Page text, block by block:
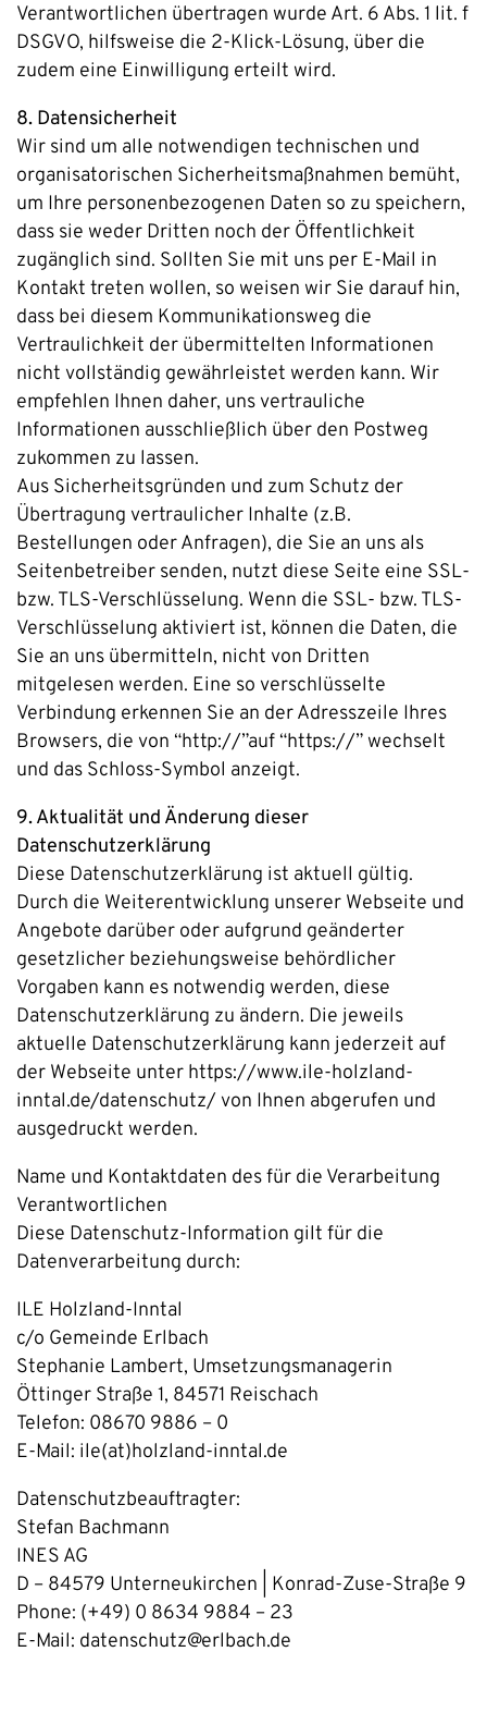
Verantwortlichen übertragen wurde Art. 6 Abs. 1 lit. f
DSGVO, hilfsweise die 2-Klick-Lösung, über die
zudem eine Einwilligung erteilt wird.
8. Datensicherheit
Wir sind um alle notwendigen technischen und
organisatorischen Sicherheitsmaßnahmen bemüht,
um Ihre personenbezogenen Daten so zu speichern,
dass sie weder Dritten noch der Öffentlichkeit
zugänglich sind. Sollten Sie mit uns per E-Mail in
Kontakt treten wollen, so weisen wir Sie darauf hin,
dass bei diesem Kommunikationsweg die
Vertraulichkeit der übermittelten Informationen
nicht vollständig gewährleistet werden kann. Wir
empfehlen Ihnen daher, uns vertrauliche
Informationen ausschließlich über den Postweg
zukommen zu lassen.
Aus Sicherheitsgründen und zum Schutz der
Übertragung vertraulicher Inhalte (z.B.
Bestellungen oder Anfragen), die Sie an uns als
Seitenbetreiber senden, nutzt diese Seite eine SSL-
bzw. TLS-Verschlüsselung. Wenn die SSL- bzw. TLS-
Verschlüsselung aktiviert ist, können die Daten, die
Sie an uns übermitteln, nicht von Dritten
mitgelesen werden. Eine so verschlüsselte
Verbindung erkennen Sie an der Adresszeile Ihres
Browsers, die von “http://”auf “https://” wechselt
und das Schloss-Symbol anzeigt.
9. Aktualität und Änderung dieser
Datenschutzerklärung
Diese Datenschutzerklärung ist aktuell gültig.
Durch die Weiterentwicklung unserer Webseite und
Angebote darüber oder aufgrund geänderter
gesetzlicher beziehungsweise behördlicher
Vorgaben kann es notwendig werden, diese
Datenschutzerklärung zu ändern. Die jeweils
aktuelle Datenschutzerklärung kann jederzeit auf
der Webseite unter https://www.ile-holzland-
inntal.de/datenschutz/ von Ihnen abgerufen und
ausgedruckt werden.
Name und Kontaktdaten des für die Verarbeitung
Verantwortlichen
Diese Datenschutz-Information gilt für die
Datenverarbeitung durch:
ILE Holzland-Inntal
c/o Gemeinde Erlbach
Stephanie Lambert, Umsetzungsmanagerin
Öttinger Straße 1, 84571 Reischach
Telefon: 08670 9886 – 0
E-Mail: ile(at)holzland-inntal.de
Datenschutzbeauftragter:
Stefan Bachmann
INES AG
D – 84579 Unterneukirchen | Konrad-Zuse-Straße 9
Phone: (+49) 0 8634 9884 – 23
E-Mail: datenschutz@erlbach.de